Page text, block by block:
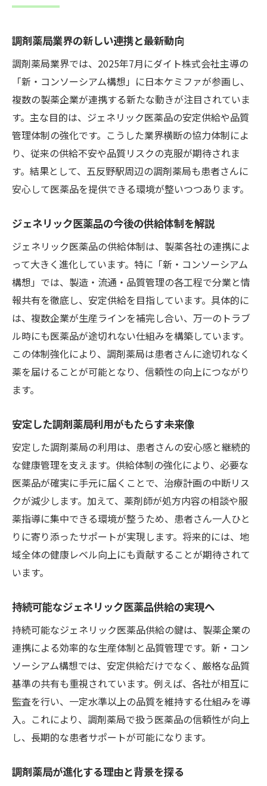
調剤薬局業界の新しい連携と最新動向
調剤薬局業界では、2025年7月にダイト株式会社主導の
「新・コンソーシアム構想」に日本ケミファが参画し、
複数の製薬企業が連携する新たな動きが注目されていま
す。主な目的は、ジェネリック医薬品の安定供給や品質
管理体制の強化です。こうした業界横断の協力体制によ
り、従来の供給不安や品質リスクの克服が期待されま
す。結果として、五反野駅周辺の調剤薬局も患者さんに
安心して医薬品を提供できる環境が整いつつあります。
ジェネリック医薬品の今後の供給体制を解説
ジェネリック医薬品の供給体制は、製薬各社の連携によ
って大きく進化しています。特に「新・コンソーシアム
構想」では、製造・流通・品質管理の各工程で分業と情
報共有を徹底し、安定供給を目指しています。具体的に
は、複数企業が生産ラインを補完し合い、万一のトラブ
ル時にも医薬品が途切れない仕組みを構築しています。
この体制強化により、調剤薬局は患者さんに途切れなく
薬を届けることが可能となり、信頼性の向上につながり
ます。
安定した調剤薬局利用がもたらす未来像
安定した調剤薬局の利用は、患者さんの安心感と継続的
な健康管理を支えます。供給体制の強化により、必要な
医薬品が確実に手元に届くことで、治療計画の中断リス
クが減少します。加えて、薬剤師が処方内容の相談や服
薬指導に集中できる環境が整うため、患者さん一人ひと
りに寄り添ったサポートが実現します。将来的には、地
域全体の健康レベル向上にも貢献することが期待されて
います。
持続可能なジェネリック医薬品供給の実現へ
持続可能なジェネリック医薬品供給の鍵は、製薬企業の
連携による効率的な生産体制と品質管理です。新・コン
ソーシアム構想では、安定供給だけでなく、厳格な品質
基準の共有も重視されています。例えば、各社が相互に
監査を行い、一定水準以上の品質を維持する仕組みを導
入。これにより、調剤薬局で扱う医薬品の信頼性が向上
し、長期的な患者サポートが可能になります。
調剤薬局が進化する理由と背景を探る